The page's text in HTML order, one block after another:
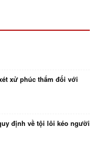
xử phúc thẩm đối với
định về tội lôi kéo người